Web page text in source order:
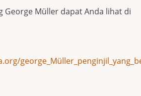
George Müller dapat Anda lihat di